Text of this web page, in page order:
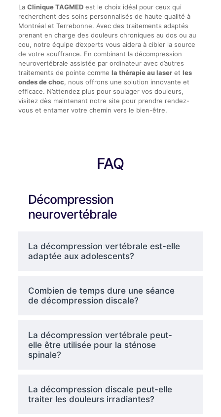
La Clinique TAGMEDest le choix idéal pour ceux qui
recherchent des soins personnalisés de haute qualité à
Montréal et Terrebonne. Avec des traitements adaptés
prenant en charge des douleurs chroniques au dos ou au
cou, notre équipe d’experts vous aidera à cibler la source
de votre souffrance. En combinant la décompression
neurovertébrale assistée par ordinateur avec d’autres
traitements de pointe comme la thérapie au laseret les
ondes de choc, nous offrons une solution innovante et
efficace. N’attendez plus pour soulager vos douleurs,
visitez dès maintenant notre site pour prendre rendez-
vous et entamer votre chemin vers le bien-être.
FAQ
Décompression
neurovertébrale
La décompression vertébrale est-elle
adaptée aux adolescents?
Combien de temps dure une séance
de décompression discale?
La décompression vertébrale peut-
elle être utilisée pour la sténose
spinale?
La décompression discale peut-elle
traiter les douleurs irradiantes?